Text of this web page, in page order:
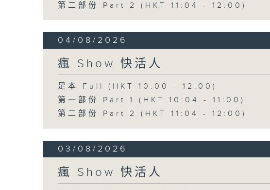
第二部份 Part 2 (HKT 11:04 - 12:00)
04/08/2026
瘋 Show 快活人
足本 Full (HKT 10:00 - 12:00)
第一部份 Part 1 (HKT 10:04 - 11:00)
第二部份 Part 2 (HKT 11:04 - 12:00)
03/08/2026
瘋 Show 快活人